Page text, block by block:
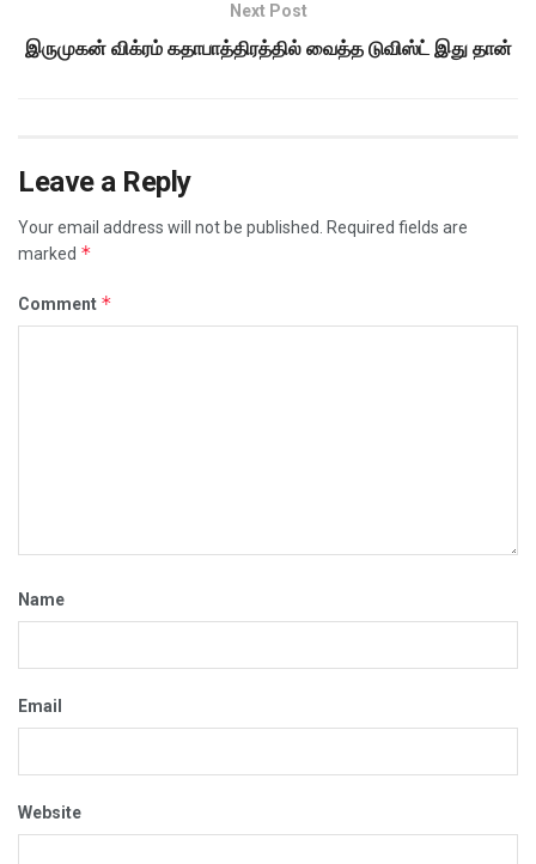
Next Post
இருமுகன் விக்ரம் கதாபாத்திரத்தில் வைத்த டுவிஸ்ட் இது தான்
Leave a Reply
Your email address will not be published. Required fields are
marked *
Comment *
Name
Email
Website